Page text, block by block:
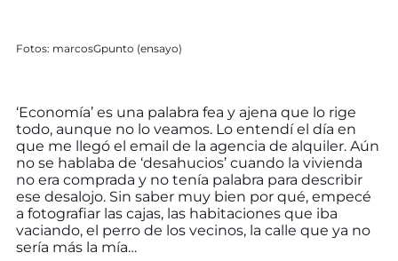
Fotos: marcosGpunto (ensayo)
‘Economía’ es una palabra fea y ajena que lo rige
todo, aunque no lo veamos. Lo entendí el día en
que me llegó el email de la agencia de alquiler. Aún
no se hablaba de ‘desahucios’ cuando la vivienda
no era comprada y no tenía palabra para describir
ese desalojo. Sin saber muy bien por qué, empecé
a fotografiar las cajas, las habitaciones que iba
vaciando, el perro de los vecinos, la calle que ya no
sería más la mía…